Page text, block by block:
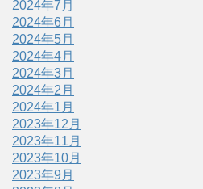
2024年7月
2024年6月
2024年5月
2024年4月
2024年3月
2024年2月
2024年1月
2023年12月
2023年11月
2023年10月
2023年9月